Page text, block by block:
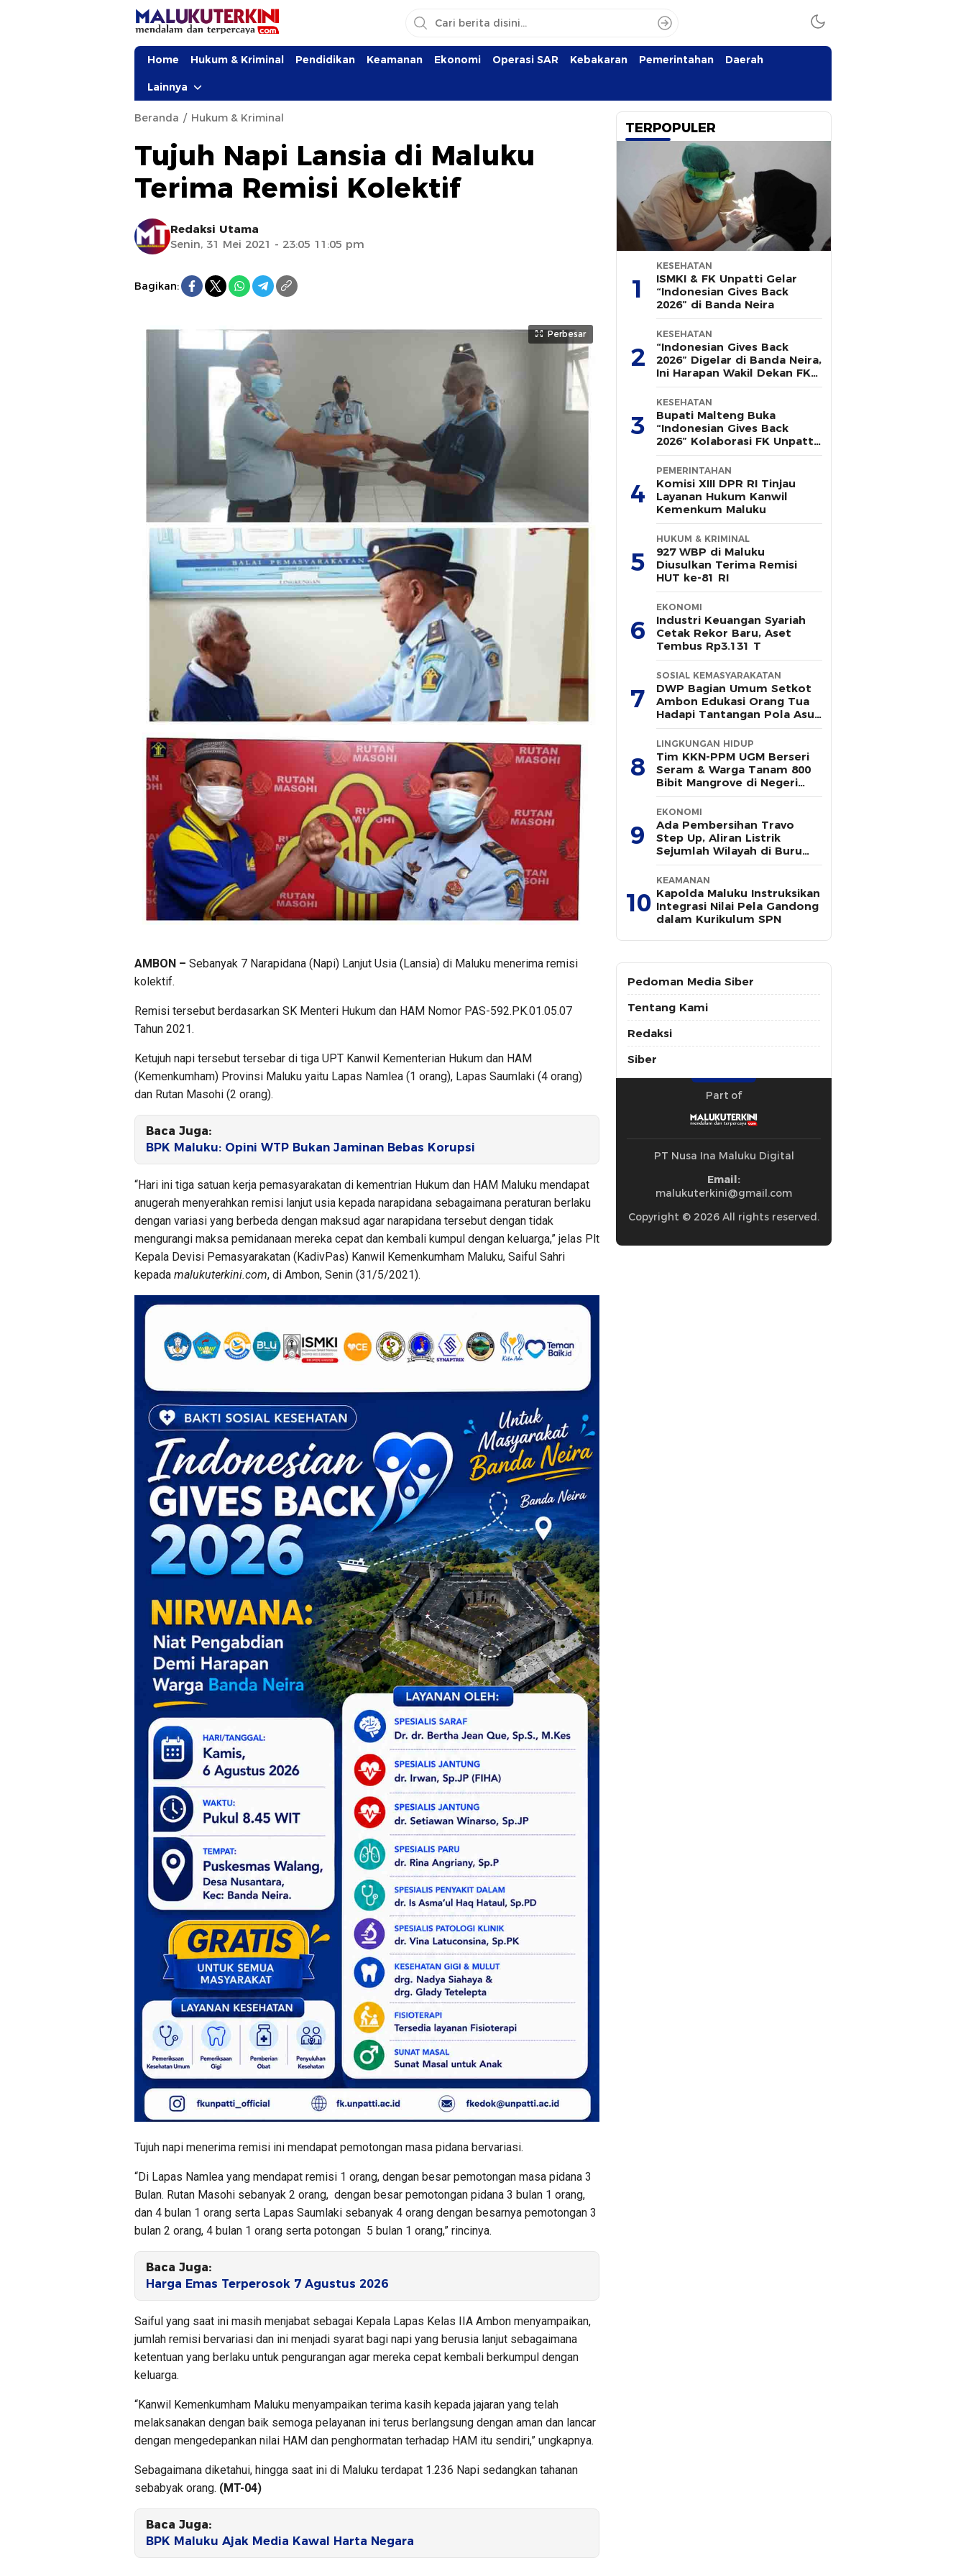
Home Hukum & Kriminal Pendidikan Keamanan Ekonomi Operasi SAR Kebakaran Pemerintahan Daerah
Lainnya
Beranda Hukum & Kriminal
Tujuh Napi Lansia di Maluku
Terima Remisi Kolektif
Redaksi Utama
Senin, 31 Mei 2021 - 23:05 11:05 pm
Bagikan:
Perbesar
AMBON – Sebanyak 7 Narapidana (Napi) Lanjut Usia (Lansia) di Maluku menerima remisi
kolektif.
Remisi tersebut berdasarkan SK Menteri Hukum dan HAM Nomor PAS-592.PK.01.05.07
Tahun 2021.
Ketujuh napi tersebut tersebar di tiga UPT Kanwil Kementerian Hukum dan HAM
(Kemenkumham) Provinsi Maluku yaitu Lapas Namlea (1 orang), Lapas Saumlaki (4 orang)
dan Rutan Masohi (2 orang).
Baca Juga:
BPK Maluku: Opini WTP Bukan Jaminan Bebas Korupsi
“Hari ini tiga satuan kerja pemasyarakatan di kementrian Hukum dan HAM Maluku mendapat
anugerah menyerahkan remisi lanjut usia kepada narapidana sebagaimana peraturan berlaku
dengan variasi yang berbeda dengan maksud agar narapidana tersebut dengan tidak
mengurangi maksa pemidanaan mereka cepat dan kembali kumpul dengan keluarga,” jelas Plt
Kepala Devisi Pemasyarakatan (KadivPas) Kanwil Kemenkumham Maluku, Saiful Sahri
kepada malukuterkini.com, di Ambon, Senin (31/5/2021).
Tujuh napi menerima remisi ini mendapat pemotongan masa pidana bervariasi.
“Di Lapas Namlea yang mendapat remisi 1 orang, dengan besar pemotongan masa pidana 3
Bulan. Rutan Masohi sebanyak 2 orang, dengan besar pemotongan pidana 3 bulan 1 orang,
dan 4 bulan 1 orang serta Lapas Saumlaki sebanyak 4 orang dengan besarnya pemotongan 3
bulan 2 orang, 4 bulan 1 orang serta potongan 5 bulan 1 orang,” rincinya.
Baca Juga:
Harga Emas Terperosok 7 Agustus 2026
Saiful yang saat ini masih menjabat sebagai Kepala Lapas Kelas IIA Ambon menyampaikan,
jumlah remisi bervariasi dan ini menjadi syarat bagi napi yang berusia lanjut sebagaimana
ketentuan yang berlaku untuk pengurangan agar mereka cepat kembali berkumpul dengan
keluarga.
“Kanwil Kemenkumham Maluku menyampaikan terima kasih kepada jajaran yang telah
melaksanakan dengan baik semoga pelayanan ini terus berlangsung dengan aman dan lancar
dengan mengedepankan nilai HAM dan penghormatan terhadap HAM itu sendiri,” ungkapnya.
Sebagaimana diketahui, hingga saat ini di Maluku terdapat 1.236 Napi sedangkan tahanan
sebabyak orang. (MT-04)
Baca Juga:
BPK Maluku Ajak Media Kawal Harta Negara
TERPOPULER
1
KESEHATAN
ISMKI & FK Unpatti Gelar
“Indonesian Gives Back
2026” di Banda Neira
2
KESEHATAN
“Indonesian Gives Back
2026” Digelar di Banda Neira,
Ini Harapan Wakil Dekan FK
Unpatti
3
KESEHATAN
Bupati Malteng Buka
“Indonesian Gives Back
2026” Kolaborasi FK Unpatti
& ISMKI di Banda Neira
4
PEMERINTAHAN
Komisi XIII DPR RI Tinjau
Layanan Hukum Kanwil
Kemenkum Maluku
5
HUKUM & KRIMINAL
927 WBP di Maluku
Diusulkan Terima Remisi
HUT ke-81 RI
6
EKONOMI
Industri Keuangan Syariah
Cetak Rekor Baru, Aset
Tembus Rp3.131 T
7
SOSIAL KEMASYARAKATAN
DWP Bagian Umum Setkot
Ambon Edukasi Orang Tua
Hadapi Tantangan Pola Asuh
Modern
8
LINGKUNGAN HIDUP
Tim KKN-PPM UGM Berseri
Seram & Warga Tanam 800
Bibit Mangrove di Negeri
Wailulu
9
EKONOMI
Ada Pembersihan Travo
Step Up, Aliran Listrik
Sejumlah Wilayah di Buru
Padam Sementara
10
KEAMANAN
Kapolda Maluku Instruksikan
Integrasi Nilai Pela Gandong
dalam Kurikulum SPN
Pedoman Media Siber
Tentang Kami
Redaksi
Siber
Part of
PT Nusa Ina Maluku Digital
Email:
malukuterkini@gmail.com
Copyright © 2026 All rights reserved.